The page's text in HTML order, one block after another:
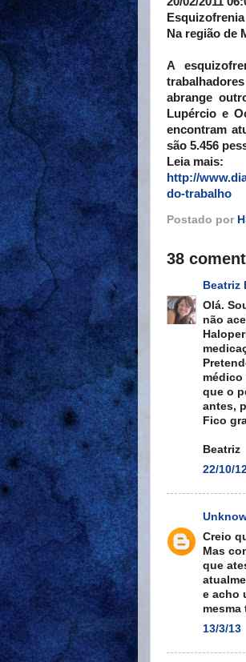
Na região de
A
abrange
Lupércio e
encontram
são 5.456
Leia mais:
http://
do-trabalho
Postado por
38
Beatriz
Olá.
não
médico
que o
antes,
Fico
Beatriz
22/10/
Creio
Mas
que
e acho
mesma
13/3/13